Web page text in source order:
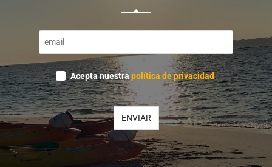
Email * Acepta nuestra política de privacidad.
ENVIAR